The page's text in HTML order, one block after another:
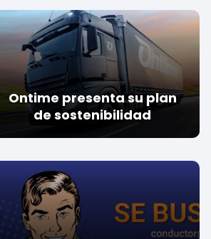
Ontime presenta su plan
de sostenibilidad